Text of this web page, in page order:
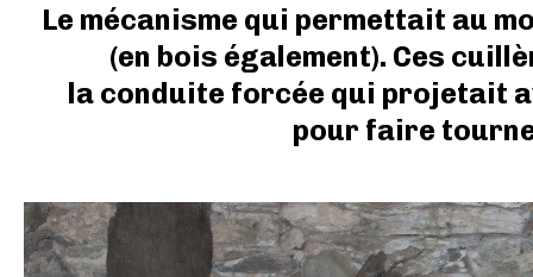
Le mécanisme qui permettait au
(en bois également). Ces
la conduite forcée qui projetait
pour faire